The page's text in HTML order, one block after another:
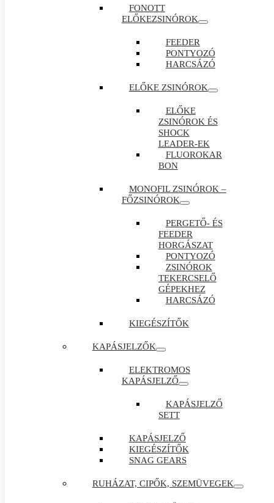
FONOTT
ELŐKEZSINÓROK
FEEDER
PONTYOZÓ
HARCSÁZÓ
ELŐKE ZSINÓROK
ELŐKE
ZSINÓROK ÉS
SHOCK
LEADER-EK
FLUOROKAR
BON
MONOFIL ZSINÓROK –
FŐZSINÓROK
PERGETŐ- ÉS
FEEDER
HORGÁSZAT
PONTYOZÓ
ZSINÓROK
TEKERCSELŐ
GÉPEKHEZ
HARCSÁZÓ
KIEGÉSZÍTŐK
KAPÁSJELZŐK
ELEKTROMOS
KAPÁSJELZŐ
KAPÁSJELZŐ
SETT
KAPÁSJELZŐ
KIEGÉSZÍTŐK
SNAG GEARS
RUHÁZAT, CIPŐK, SZEMÜVEGEK